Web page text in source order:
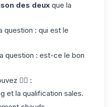
des deux que la
question : qui est le
question : est-ce le bon
👇🏻 :
et la qualification sales.